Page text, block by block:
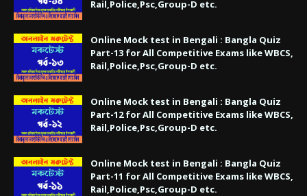
Rail,Police,Psc,Group-D etc.
Online Mock test in Bengali : Bangla Quiz
Part-13 for All Competitive Exams like WBCS,
Rail,Police,Psc,Group-D etc.
Online Mock test in Bengali : Bangla Quiz
Part-12 for All Competitive Exams like WBCS,
Rail,Police,Psc,Group-D etc.
Online Mock test in Bengali : Bangla Quiz
Part-11 for All Competitive Exams like WBCS,
Rail,Police,Psc,Group-D etc.